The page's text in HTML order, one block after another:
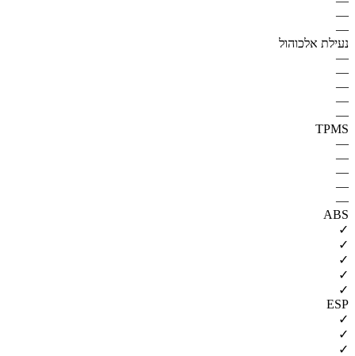
—
—
נעילת אלכוהול
—
—
—
—
—
TPMS
—
—
—
—
—
ABS
✓
✓
✓
✓
✓
ESP
✓
✓
✓